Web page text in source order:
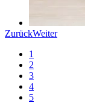
ZurückWeiter
1
2
3
4
5